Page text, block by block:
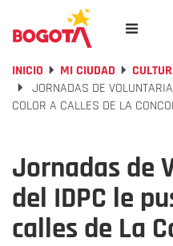
INICIO MI CIUDAD
JORNADAS DE
COLOR A CALLES DE LA
Jornadas de
del IDPC le
calles de La